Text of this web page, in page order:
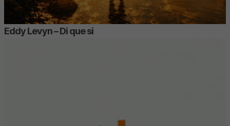
Eddy Levyn – Di que si